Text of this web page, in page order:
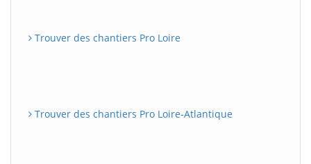
Trouver des chantiers Pro Loire
Trouver des chantiers Pro Loire-Atlantique